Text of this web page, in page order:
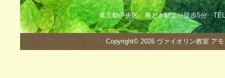
東京都中央区 勝どき駅より徒歩5分
Copyright© 2026 ヴァイオリン教室 ア